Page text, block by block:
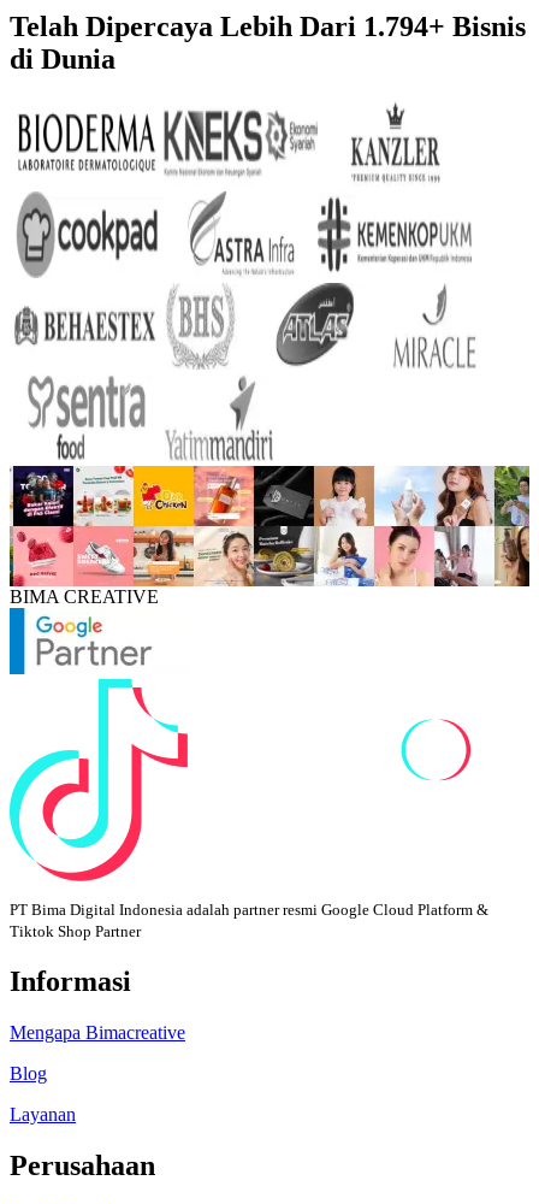
Telah Dipercaya Lebih Dari 1.794+ Bisnis
di Dunia
BIMA CREATIVE
PT Bima Digital Indonesia adalah partner resmi Google Cloud Platform &
Tiktok Shop Partner
Informasi
Mengapa Bimacreative
Blog
Layanan
Perusahaan